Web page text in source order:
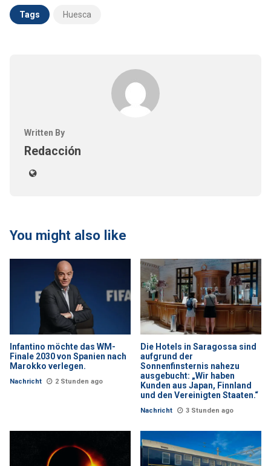
Tags Huesca
Written By
Redacción
You might also like
Infantino möchte das WM-
Finale 2030 von Spanien nach
Marokko verlegen.
Nachricht 2 Stunden ago
Die Hotels in Saragossa sind
aufgrund der
Sonnenfinsternis nahezu
ausgebucht: „Wir haben
Kunden aus Japan, Finnland
und den Vereinigten Staaten.“
Nachricht 3 Stunden ago